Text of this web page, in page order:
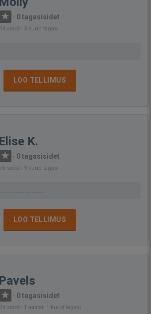
· 0 tagasisidet
saidil: 3 kuud tagasi
LOO TELLIMUS
Elise K.
· 0 tagasisidet
saidil: 9 kuud tagasi
LOO TELLIMUS
Pavels
· 0 tagasisidet
saidil: 1 aastat, 1 kuud tagasi